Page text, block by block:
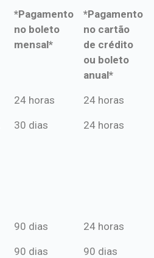
*Pagamento
no boleto
mensal*
*Pagamento
no cartão
de crédito
ou boleto
anual*
*Pagamento
mensal*
*Pagamento
de crédito
24 horas 24 horas
30 dias 24 horas
90 dias 24 horas
90 dias 90 dias